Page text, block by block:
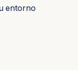
entorno